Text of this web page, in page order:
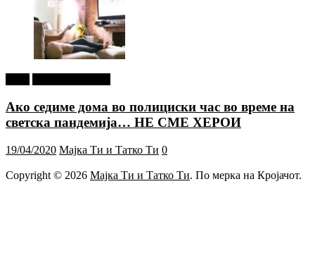
Ако седиме дома во полициски час во време на
светска пандемија… НЕ СМЕ ХЕРОИ
19/04/2020 Мајка Ти и Татко Ти 0
Copyright © 2026 Мајка Ти и Татко Ти. По мерка на Кројачот.